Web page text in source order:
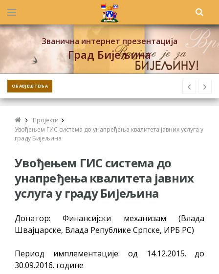
Званична интернет презентација
Град Бијељина
ОБАВЈЕШТЕЊА
Пројекти
Увођењем ГИС система до унапређења квалитета јавних услуга у
граду Бијељина
Увођењем ГИС система до
унапређења квалитета јавних
услуга у граду Бијељина
Донатор: Финансијски механизам (Влада
Швајцарске, Влада Републике Српске, ИРБ РС)
Период имплементације: од 14.12.2015. до
30.09.2016. године